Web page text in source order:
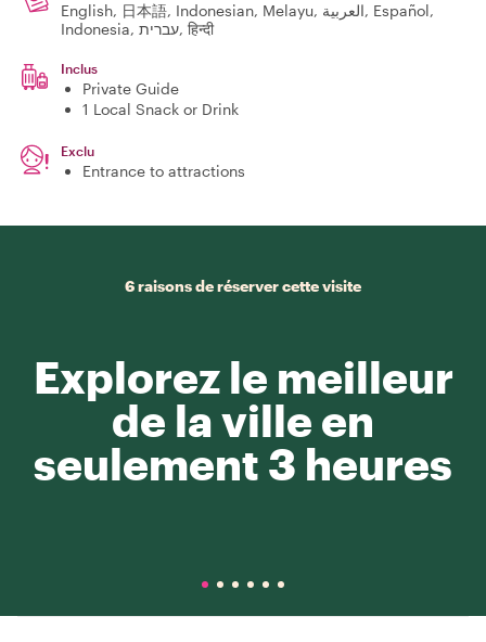
English, 日本語, Indonesian, Melayu, العربية, Español,
Indonesia, עברית, हिन्दी
Inclus
Private Guide
1 Local Snack or Drink
Exclu
Entrance to attractions
6 raisons de réserver cette visite
Explorez le meilleur
de la ville en
seulement 3 heures